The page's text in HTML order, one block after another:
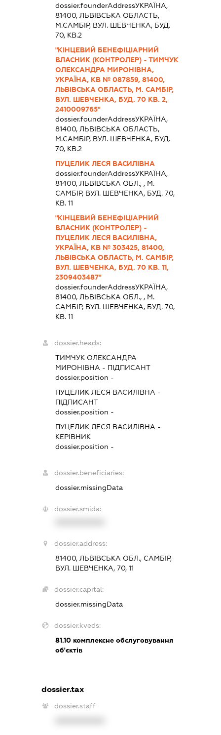
dossier.founderAddressУКРАЇНА,
81400, ЛЬВIВСЬКА ОБЛАСТЬ,
М.САМБІР, ВУЛ. ШЕВЧЕНКА, БУД.
70, КВ.2
"КІНЦЕВИЙ БЕНЕФІЦІАРНИЙ
ВЛАСНИК (КОНТРОЛЕР) - ТИМЧУК
ОЛЕКСАНДРА МИРОНІВНА,
УКРАЇНА, КВ № 087859, 81400,
ЛЬВІВСЬКА ОБЛАСТЬ, М. САМБІР,
ВУЛ. ШЕВЧЕНКА, БУД. 70 КВ. 2,
2410009765"
dossier.founderAddressУКРАЇНА,
81400, ЛЬВIВСЬКА ОБЛАСТЬ,
М.САМБІР, ВУЛ. ШЕВЧЕНКА, БУД.
70, КВ.2
ПУЦЕЛИК ЛЕСЯ ВАСИЛІВНА
dossier.founderAddressУКРАЇНА,
81400, ЛЬВIВСЬКА ОБЛ., , М.
САМБІР, ВУЛ. ШЕВЧЕНКА, БУД. 70,
КВ. 11
"КІНЦЕВИЙ БЕНЕФІЦІАРНИЙ
ВЛАСНИК (КОНТРОЛЕР) -
ПУЦЕЛИК ЛЕСЯ ВАСИЛІВНА,
УКРАЇНА, КВ № 303425, 81400,
ЛЬВІВСЬКА ОБЛАСТЬ, М. САМБІР,
ВУЛ. ШЕВЧЕНКА, БУД. 70 КВ. 11,
2309403487"
dossier.founderAddressУКРАЇНА,
81400, ЛЬВIВСЬКА ОБЛ., , М.
САМБІР, ВУЛ. ШЕВЧЕНКА, БУД. 70,
КВ. 11
dossier.heads:
ТИМЧУК ОЛЕКСАНДРА
МИРОНІВНА - ПІДПИСАНТ
dossier.position -
ПУЦЕЛИК ЛЕСЯ ВАСИЛІВНА -
ПІДПИСАНТ
dossier.position -
ПУЦЕЛИК ЛЕСЯ ВАСИЛІВНА -
КЕРІВНИК
dossier.position -
dossier.beneficiaries:
dossier.missingData
dossier.smida:
dossier.address:
81400, ЛЬВІВСЬКА ОБЛ., САМБІР,
ВУЛ. ШЕВЧЕНКА, 70, 11
dossier.capital:
dossier.missingData
dossier.kveds:
81.10 комплексне обслуговування
об'єктів
dossier.tax
dossier.staff